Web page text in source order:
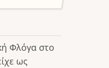
Φλόγα στο
ως